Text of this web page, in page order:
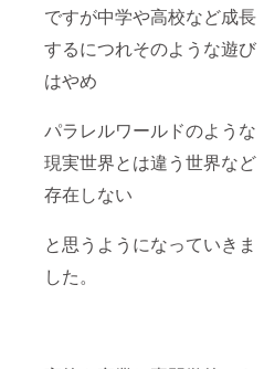
ですが中学や高校など成長
するにつれそのような遊び
はやめ
パラレルワールドのような
現実世界とは違う世界など
存在しない
と思うようになっていきま
した。